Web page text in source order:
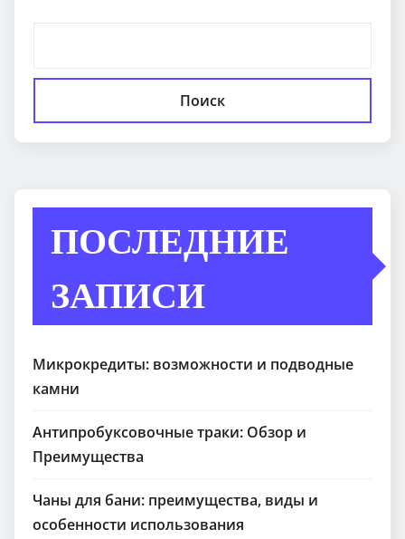
Поиск
ПОСЛЕДНИЕ
ЗАПИСИ
Микрокредиты: возможности и подводные
камни
Антипробуксовочные траки: Обзор и
Преимущества
Чаны для бани: преимущества, виды и
особенности использования